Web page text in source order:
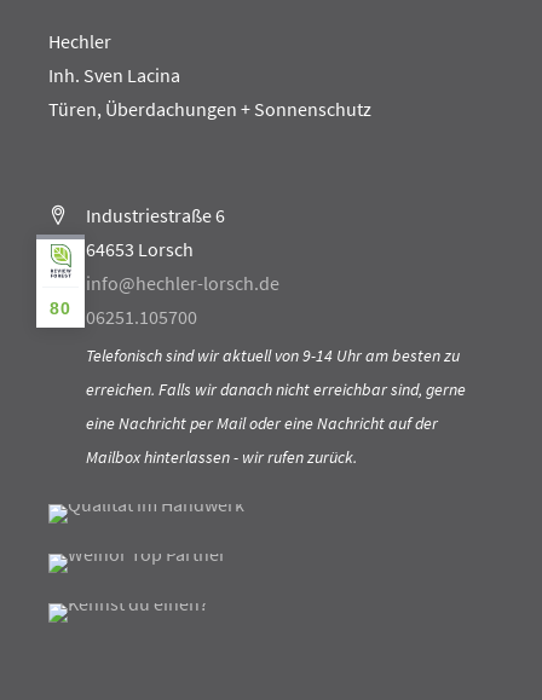
Hechler
Inh. Sven Lacina
Türen, Überdachungen + Sonnenschutz
Industriestraße 6
64653 Lorsch
info@hechler-lorsch.de
06251.105700
Telefonisch sind wir aktuell von 9-14 Uhr am besten zu
erreichen. Falls wir danach nicht erreichbar sind, gerne
eine Nachricht per Mail oder eine Nachricht auf der
Mailbox hinterlassen - wir rufen zurück.
80